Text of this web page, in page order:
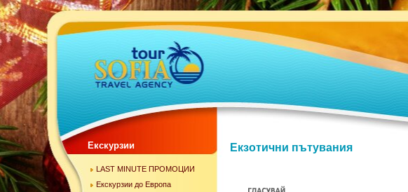
Екскурзии
LAST MINUTE ПРОМОЦИИ
Екскурзии до Европа
Екзотични пътувания